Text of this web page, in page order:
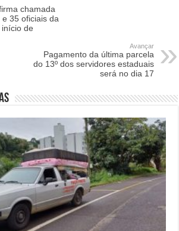
chamada
35 oficiais da
de
Avançar
Pagamento da última parcela
do 13º dos servidores estaduais
será no dia 17